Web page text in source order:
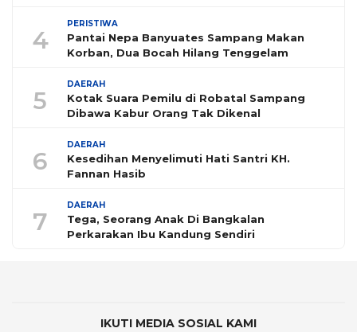
4
PERISTIWA
Pantai Nepa Banyuates Sampang Makan
Korban, Dua Bocah Hilang Tenggelam
5
DAERAH
Kotak Suara Pemilu di Robatal Sampang
Dibawa Kabur Orang Tak Dikenal
6
DAERAH
Kesedihan Menyelimuti Hati Santri KH.
Fannan Hasib
7
DAERAH
Tega, Seorang Anak Di Bangkalan
Perkarakan Ibu Kandung Sendiri
IKUTI MEDIA SOSIAL KAMI